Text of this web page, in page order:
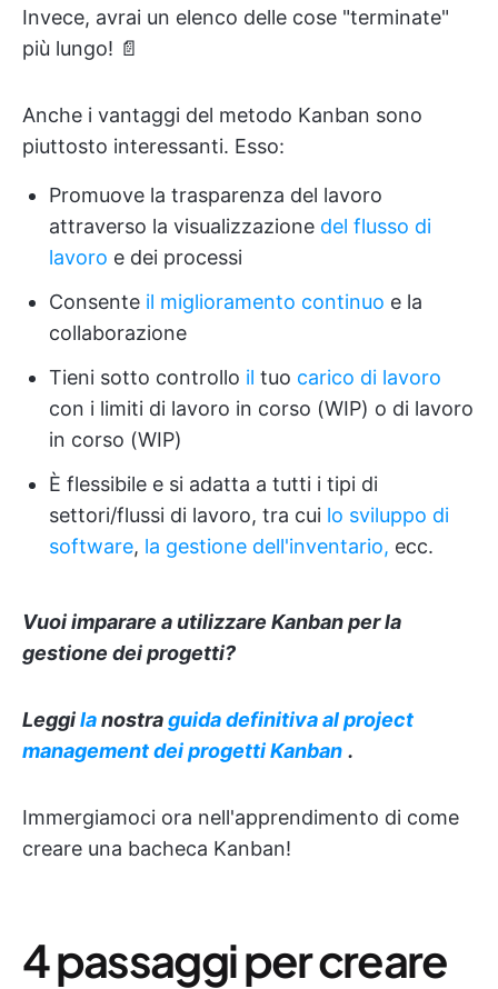
Invece, avrai un elenco delle cose "terminate"
più lungo! 📄
Anche i vantaggi del metodo Kanban sono
piuttosto interessanti. Esso:
Promuove la trasparenza del lavoro
attraverso la visualizzazione del flusso di
lavoro e dei processi
Consente il miglioramento continuo e la
collaborazione
Tieni sotto controllo il tuo carico di lavoro
con i limiti di lavoro in corso (WIP) o di lavoro
in corso (WIP)
È flessibile e si adatta a tutti i tipi di
settori/flussi di lavoro, tra cui lo sviluppo di
software, la gestione dell'inventario, ecc.
Vuoi imparare a utilizzare Kanban per la
gestione dei progetti?
Leggilanostraguida definitiva alproject
management dei progetti Kanban .
Immergiamoci ora nell'apprendimento di come
creare una bacheca Kanban!
4 passaggi per creare